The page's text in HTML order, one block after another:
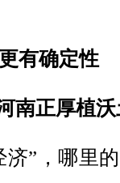
有确定性
南正厚植
”，哪里